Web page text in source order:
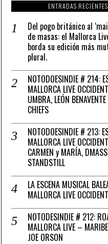
ENTRADAS RECIENTES
Del pogo británico al
de masas: el Mallorca
borda su edición más
plural.
NOTODOESINDIE # 214:
MALLORCA LIVE
UMBRA, LEÓN
CHIEFS
NOTODOESINDIE # 213:
MALLORCA LIVE
CARMEN y MARÍA,
STANDSTILL
LA ESCENA MUSICAL
MALLORCA LIVE
NOTODESINDIE # 212:
MALLORCA LIVE –
JOE ORSON